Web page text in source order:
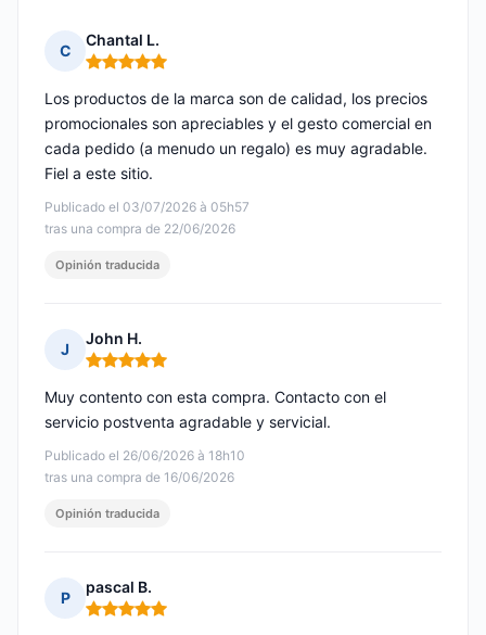
C
Chantal L.
Nota: 5 de 5
Publicado el 03/07/2026 à 05h57
tras una compra de 22/06/2026
Los productos de la marca son de calidad, los precios
promocionales son apreciables y el gesto comercial en
cada pedido (a menudo un regalo) es muy agradable.
Fiel a este sitio.
Opinión traducida
J
John H.
Nota: 5 de 5
Publicado el 26/06/2026 à 18h10
tras una compra de 16/06/2026
Muy contento con esta compra. Contacto con el
servicio postventa agradable y servicial.
Opinión traducida
P
pascal B.
Nota: 5 de 5